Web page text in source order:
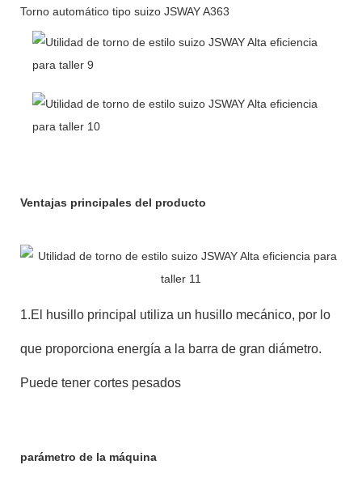
Torno automático tipo suizo JSWAY A363
Ventajas principales del producto
1.El husillo principal utiliza un husillo mecánico, por lo
que proporciona energía a la barra de gran diámetro.
Puede tener cortes pesados
parámetro de la máquina